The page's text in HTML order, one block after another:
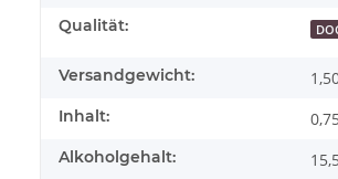
Qualität:
Versandgewicht:
Inhalt:
Alkoholgehalt: